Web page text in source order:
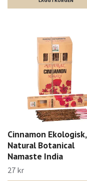
Cinnamon Ekologisk,
Natural Botanical
Namaste India
27 kr